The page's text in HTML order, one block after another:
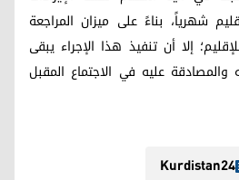
شهرياً، بناءً على ميزان المراجعة
إلا أن تنفيذ هذا الإجراء يبقى
والمصادقة عليه في الاجتماع المقبل
Kurdistan24